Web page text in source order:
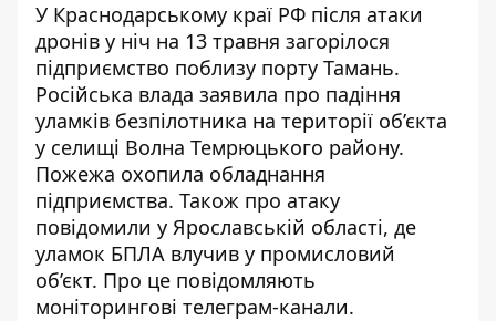
У Краснодарському краї РФ після атаки
дронів у ніч на 13 травня загорілося
підприємство поблизу порту Тамань.
Російська влада заявила про падіння
уламків безпілотника на території об’єкта
у селищі Волна Темрюцького району.
Пожежа охопила обладнання
підприємства. Також про атаку
повідомили у Ярославській області, де
уламок БПЛА влучив у промисловий
об’єкт. Про це повідомляють
моніторингові телеграм-канали.